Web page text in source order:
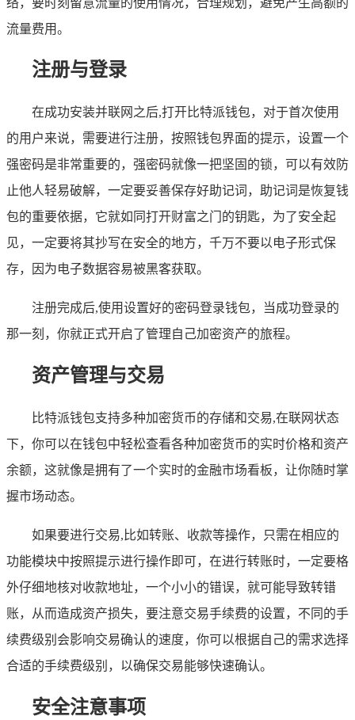
流量费用。
注册与登录
在成功安装并联网之后,打开比特派钱包，对于首次使用
的用户来说，需要进行注册，按照钱包界面的提示，设置一个
强密码是非常重要的，强密码就像一把坚固的锁，可以有效防
止他人轻易破解，一定要妥善保存好助记词，助记词是恢复钱
包的重要依据，它就如同打开财富之门的钥匙，为了安全起
见，一定要将其抄写在安全的地方，千万不要以电子形式保
存，因为电子数据容易被黑客获取。
注册完成后,使用设置好的密码登录钱包，当成功登录的
那一刻，你就正式开启了管理自己加密资产的旅程。
资产管理与交易
比特派钱包支持多种加密货币的存储和交易,在联网状态
下，你可以在钱包中轻松查看各种加密货币的实时价格和资产
余额，这就像是拥有了一个实时的金融市场看板，让你随时掌
握市场动态。
如果要进行交易,比如转账、收款等操作，只需在相应的
功能模块中按照提示进行操作即可，在进行转账时，一定要格
外仔细地核对收款地址，一个小小的错误，就可能导致转错
账，从而造成资产损失，要注意交易手续费的设置，不同的手
续费级别会影响交易确认的速度，你可以根据自己的需求选择
合适的手续费级别，以确保交易能够快速确认。
安全注意事项